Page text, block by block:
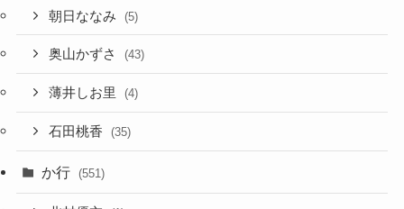
朝日ななみ (5)
奥山かずさ (43)
薄井しお里 (4)
石田桃香 (35)
か行 (551)